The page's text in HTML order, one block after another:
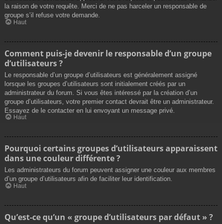
la raison de votre requête. Merci de ne pas harceler un responsable de
groupe s’il refuse votre demande.
Haut
Comment puis-je devenir le responsable d’un groupe
d’utilisateurs ?
Le responsable d’un groupe d’utilisateurs est généralement assigné
lorsque les groupes d’utilisateurs sont initialement créés par un
administrateur du forum. Si vous êtes intéressé par la création d’un
groupe d’utilisateurs, votre premier contact devrait être un administrateur.
Essayez de le contacter en lui envoyant un message privé.
Haut
Pourquoi certains groupes d’utilisateurs apparaissent
dans une couleur différente ?
Les administrateurs du forum peuvent assigner une couleur aux membres
d’un groupe d’utilisateurs afin de faciliter leur identification.
Haut
Qu’est-ce qu’un « groupe d’utilisateurs par défaut » ?